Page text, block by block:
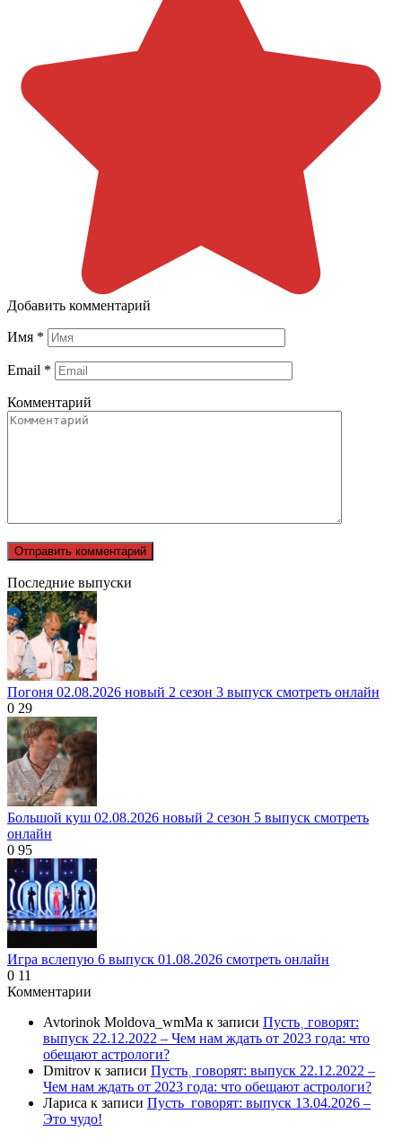
Добавить комментарий
Имя *
Email *
Комментарий
Последние выпуски
Погоня 02.08.2026 новый 2 сезон 3 выпуск смотреть онлайн
0 29
Большой куш 02.08.2026 новый 2 сезон 5 выпуск смотреть
онлайн
0 95
Игра вслепую 6 выпуск 01.08.2026 смотреть онлайн
0 11
Комментарии
Avtorinok Moldova_wmMa к записи Пусть˲ говорят:
выпуск 22.12.2022 – Чем нам ждать от 2023 года: что
обещают астрологи?
Dmitrov к записи Пусть˲ говорят: выпуск 22.12.2022 –
Чем нам ждать от 2023 года: что обещают астрологи?
Лариса к записи Пусть_говорят: выпуск 13.04.2026 –
Это чудо!